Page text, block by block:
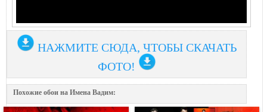
НАЖМИТЕ СЮДА, ЧТОБЫ СКАЧАТЬ
ФОТО!
Похожие обои на Имена Вадим: